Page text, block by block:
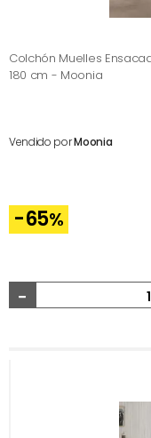
Colchón Muelles
180 cm - Moonia
Vendido porMoonia
-65%
-